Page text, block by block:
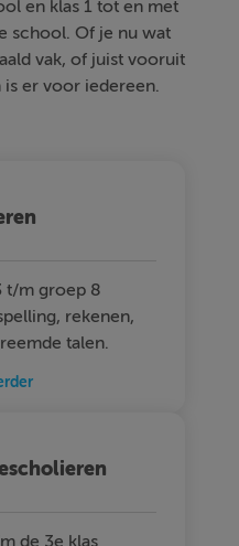
en klas 1 tot en met
school. Of je nu wat
vak, of juist vooruit
er voor iedereen.
t/m groep 8
rekenen,
talen.
de 3e klas